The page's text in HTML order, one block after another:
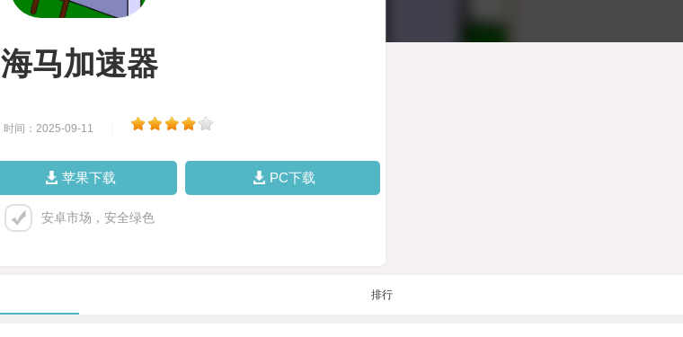
海马加速器
时间：2025-09-11
苹果下载 PC下载
安卓市场，安全绿色
排行